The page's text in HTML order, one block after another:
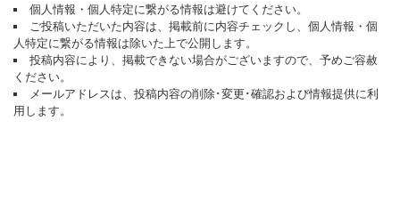
個人情報・個人特定に繋がる情報は避けてください。
ご投稿いただいた内容は、掲載前に内容チェックし、個人情報・個
人特定に繋がる情報は除いた上で公開します。
投稿内容により、掲載できない場合がございますので、予めご容赦
ください。
メールアドレスは、投稿内容の削除･変更･確認および情報提供に利
用します。